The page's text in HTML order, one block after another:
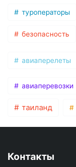
туроператоры
безопасность
авиаперелеты
авиаперевозки
таиланд
Контакты